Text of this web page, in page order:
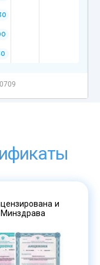
и
Минздрава